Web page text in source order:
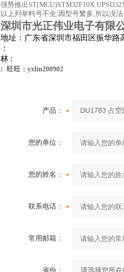
强势推出ST(MCU)STM32F10X
以上列举料号不全,因型号繁多,所以没
深圳市光正伟业电子有限
地址：广东省深圳市福田区振华路
：
林 :
:
旺旺：yxlin200902
产品：
您的单位：
您的姓名：
联系电话：
常用邮箱：
省份：